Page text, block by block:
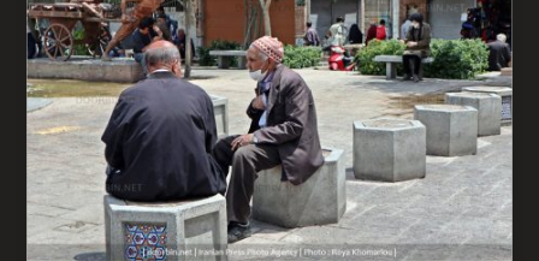
پس
از
بازگشایی‎